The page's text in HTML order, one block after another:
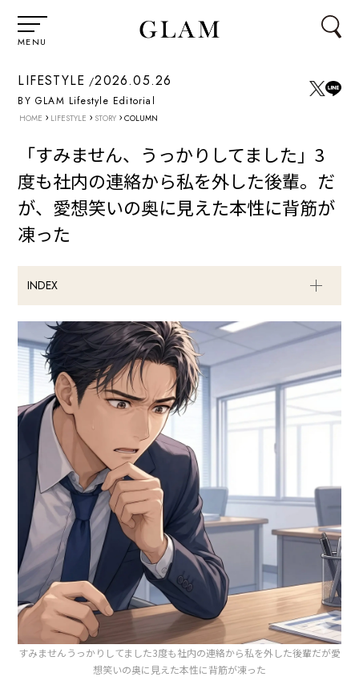
MENU
LIFESTYLE 2026.05.26
BY GLAM Lifestyle Editorial
HOME › LIFESTYLE › STORY › COLUMN
「すみません、うっかりしてました」3
度も社内の連絡から私を外した後輩。だ
が、愛想笑いの奥に見えた本性に背筋が
凍った
INDEX
すみませんうっかりしてました3度も社内の連絡から私を外した後輩だが愛
想笑いの奥に見えた本性に背筋が凍った